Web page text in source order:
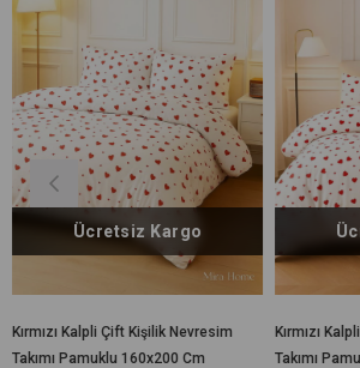
Nevresim
Cm
Kırmızı Kalpli Çift Kişilik Nevresim
Takımı Pamuklu 180x200 Cm